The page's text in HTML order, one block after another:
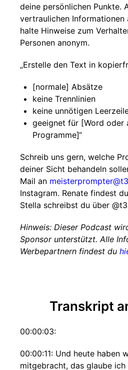
deine persönlichen Punkte.
vertraulichen Informationen
halte Hinweise zum
Personen anonym.
„Erstelle den Text in
[normale] Absätze
keine Trennlinien
keine unnötigen
geeignet für [Word oder
Programme]“
Schreib uns gern, welche
deiner Sicht behandeln
Mail an
Instagram. Renate findest
Stella schreibst du über
Hinweis: Dieser Podcast
Sponsor unterstützt. Alle
Werbepartnern findest du
Transkript
00:00:03:
00:00:11: Und heute haben
mitgebracht, das glaube